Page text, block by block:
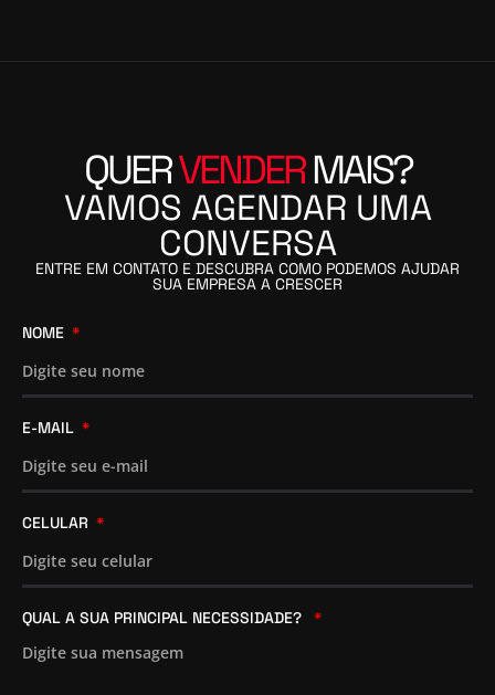
QUERVENDERMAIS?
VAMOS AGENDAR UMA
CONVERSA
ENTRE EM CONTATO E DESCUBRA COMO PODEMOS AJUDAR
SUA EMPRESA A CRESCER
NOME
E-MAIL
CELULAR
QUAL A SUA PRINCIPAL NECESSIDADE?